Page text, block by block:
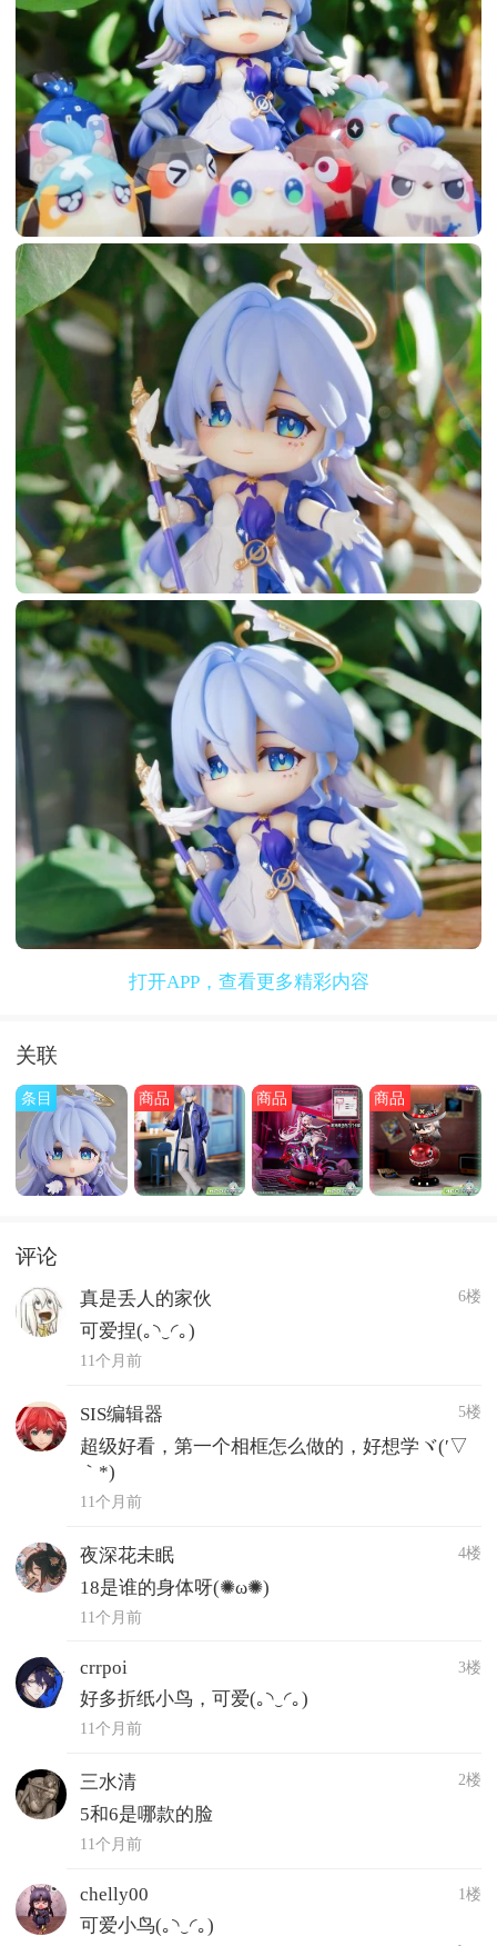
打开APP，查看更多精彩内容
关联
条目 商品 商品 商品
评论
真是丢人的家伙 6楼
可爱捏(｡◝‿◜｡)
11个月前
SIS编辑器 5楼
超级好看，第一个相框怎么做的，好想学ヾ(′▽
｀*)ゝ
11个月前
夜深花未眠 4楼
18是谁的身体呀(✺ω✺)
11个月前
crrpoi 3楼
好多折纸小鸟，可爱(｡◝‿◜｡)
11个月前
三水清 2楼
5和6是哪款的脸
11个月前
chelly00 1楼
可爱小鸟(｡◝‿◜｡)